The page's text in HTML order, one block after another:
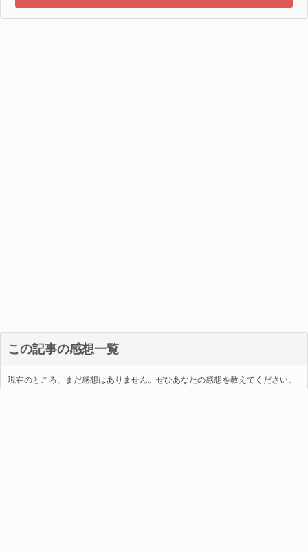
この記事の感想一覧
現在のところ、まだ感想はありません。ぜひあなたの感想を教えてください。